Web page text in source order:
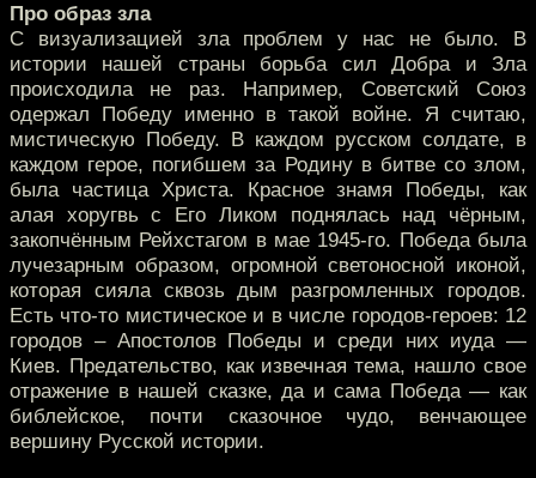
Про образ зла
С визуализацией зла проблем у нас не было. В
истории нашей страны борьба сил Добра и Зла
происходила не раз. Например, Советский Союз
одержал Победу именно в такой войне. Я считаю,
мистическую Победу. В каждом русском солдате, в
каждом герое, погибшем за Родину в битве со злом,
была частица Христа. Красное знамя Победы, как
алая хоругвь с Его Ликом поднялась над чёрным,
закопчённым Рейхстагом в мае 1945-го. Победа была
лучезарным образом, огромной светоносной иконой,
которая сияла сквозь дым разгромленных городов.
Есть что-то мистическое и в числе городов-героев: 12
городов – Апостолов Победы и среди них иуда —
Киев. Предательство, как извечная тема, нашло свое
отражение в нашей сказке, да и сама Победа — как
библейское, почти сказочное чудо, венчающее
вершину Русской истории.